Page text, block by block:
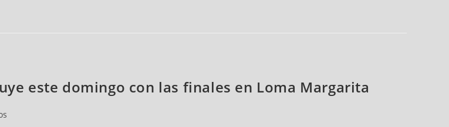
este domingo con las finales en Loma Margarita